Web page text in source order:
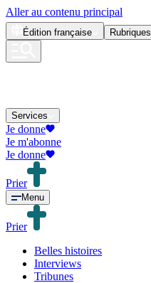
Aller au contenu principal
Édition française Rubriques
Services
Je donne
Je m'abonne
Je donne
Prier
Menu
Prier
Belles histoires
Interviews
Tribunes